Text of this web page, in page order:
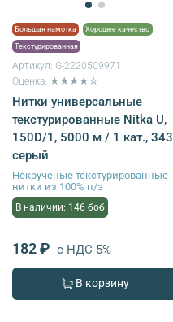
Большая намотка Хорошее качество
Текстурированная
Артикул: G-2220509971
Оценка: ★★★★☆
Нитки универсальные
текстурированные Nitka U,
150D/1, 5000 м / 1 кат., 343
серый
Некрученые текстурированные
нитки из 100% п/э
В наличии: 146 боб
182 ₽ с НДС 5%
В корзину